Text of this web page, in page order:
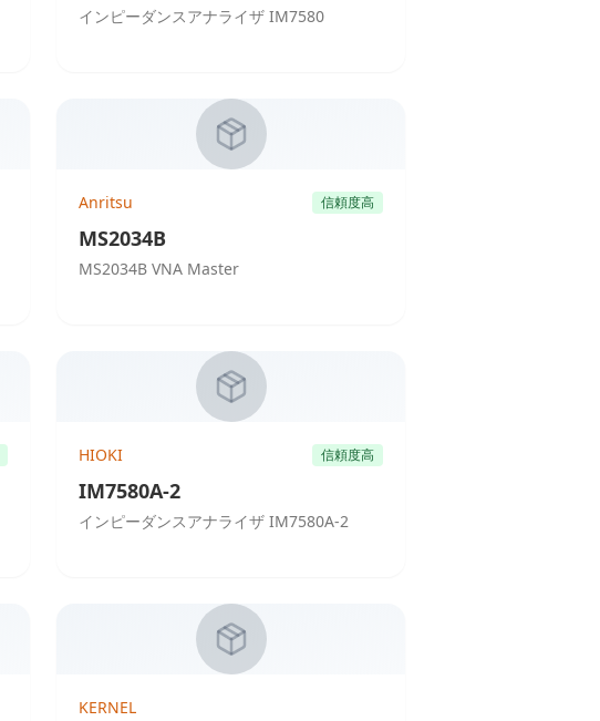
インピーダンスアナライザ IM7580
Anritsu 信頼度高
MS2034B
MS2034B VNA Master
HIOKI 信頼度高
IM7580A-2
インピーダンスアナライザ IM7580A-2
KERNEL